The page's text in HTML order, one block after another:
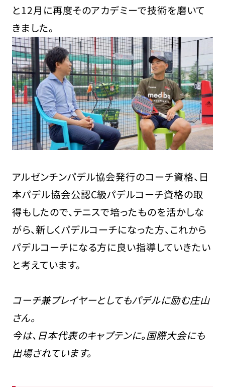
と12月に再度そのアカデミーで技術を磨いて
きました。
アルゼンチンパデル協会発行のコーチ資格、日
本パデル協会公認C級パデルコーチ資格の取
得もしたので、テニスで培ったものを活かしな
がら、新しくパデルコーチになった方、これから
パデルコーチになる方に良い指導していきたい
と考えています。
コーチ兼プレイヤーとしてもパデルに励む庄山
さん。
今は、日本代表のキャプテンに。国際大会にも
出場されています。